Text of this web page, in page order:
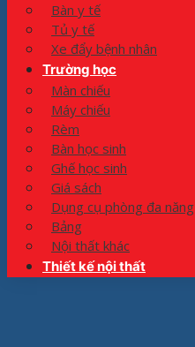
Bàn y tế
Tủ y tế
Xe đẩy bệnh nhân
Trường học
Màn chiếu
Máy chiếu
Rèm
Bàn học sinh
Ghế học sinh
Giá sách
Dụng cụ phòng đa năng
Bảng
Nội thất khác
Thiết kế nội thất